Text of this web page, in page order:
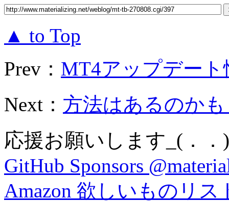
▲ to Top
Prev： MT4アップデー
Next： 方法はあるのか
応援お願いします_(．．
GitHub Sponsors
Amazon 欲しいものリス